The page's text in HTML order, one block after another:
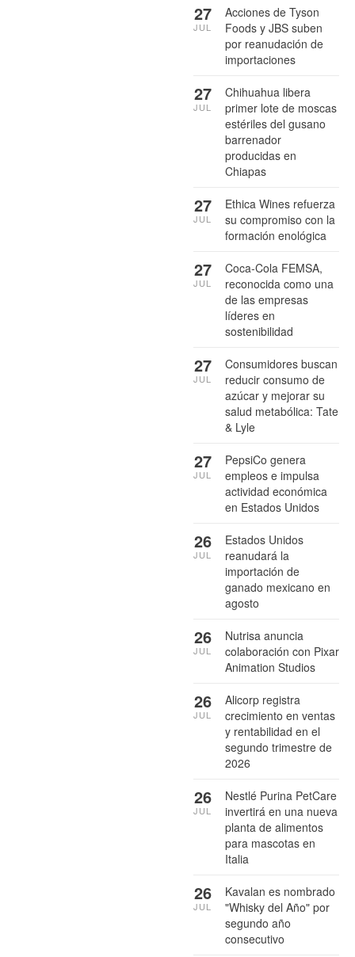
Acciones de Tyson
Foods y JBS suben
por reanudación de
importaciones
27
JUL
Chihuahua libera
primer lote de moscas
estériles del gusano
barrenador
producidas en
Chiapas
27
JUL
Ethica Wines refuerza
su compromiso con la
formación enológica
27
JUL
Coca-Cola FEMSA,
reconocida como una
de las empresas
líderes en
sostenibilidad
27
JUL
Consumidores buscan
reducir consumo de
azúcar y mejorar su
salud metabólica: Tate
& Lyle
27
JUL
PepsiCo genera
empleos e impulsa
actividad económica
en Estados Unidos
27
JUL
Estados Unidos
reanudará la
importación de
ganado mexicano en
agosto
26
JUL
Nutrisa anuncia
colaboración con Pixar
Animation Studios
26
JUL
Alicorp registra
crecimiento en ventas
y rentabilidad en el
segundo trimestre de
2026
26
JUL
Nestlé Purina PetCare
invertirá en una nueva
planta de alimentos
para mascotas en
Italia
26
JUL
Kavalan es nombrado
"Whisky del Año" por
segundo año
consecutivo
26
JUL